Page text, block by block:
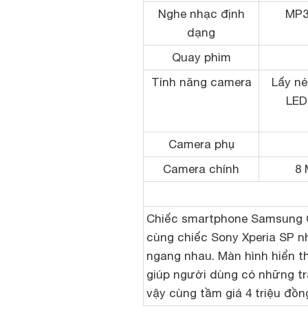
Nghe nhạc định
dạng
Quay phim
Tính năng camera
Lấy
Camera phụ
Camera chính
8
Chiếc smartphone
cùng chiếc Sony Xperia SP
ngang nhau. Màn hình hiển
giúp người dùng có những
vậy cùng tầm giá 4 triệu